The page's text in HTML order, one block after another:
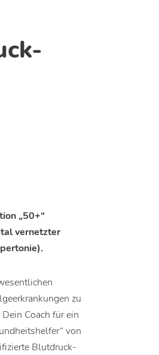
„50+“
vernetzter
zu
Coach für ein
von
Blutdruck-